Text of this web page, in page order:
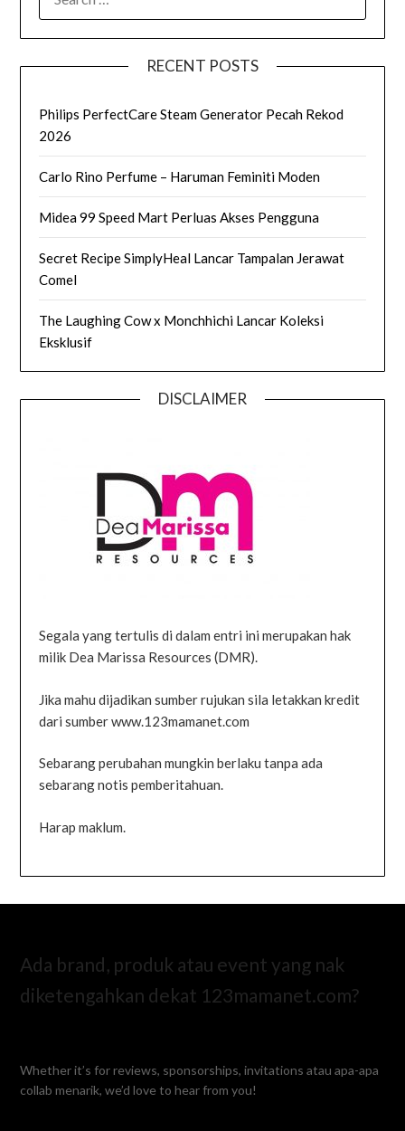
FOR:
RECENT POSTS
Philips PerfectCare Steam Generator Pecah Rekod
2026
Carlo Rino Perfume – Haruman Feminiti Moden
Midea 99 Speed Mart Perluas Akses Pengguna
Secret Recipe SimplyHeal Lancar Tampalan Jerawat
Comel
The Laughing Cow x Monchhichi Lancar Koleksi
Eksklusif
DISCLAIMER
Segala yang tertulis di dalam entri ini merupakan hak
milik Dea Marissa Resources (DMR).
Jika mahu dijadikan sumber rujukan sila letakkan kredit
dari sumber www.123mamanet.com
Sebarang perubahan mungkin berlaku tanpa ada
sebarang notis pemberitahuan.
Harap maklum.
Ada brand, produk atau event yang nak
diketengahkan dekat 123mamanet.com?
Whether it’s for reviews, sponsorships, invitations atau apa-apa
collab menarik, we’d love to hear from you!